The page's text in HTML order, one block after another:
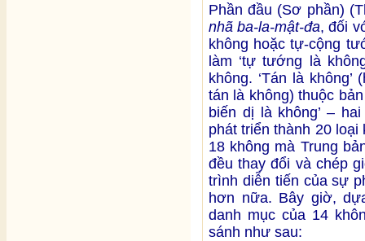
Phần đầu (Sơ phần)
nhã ba-la-mật-đa, đối
không hoặc tự-cộng
làm ‘tự tướng là
không. ‘Tán là
tán là không) thuộc bản
biến dị là không’ –
phát triển thành 20 loại
18 không mà Trung
đều thay đổi và chép
trình diễn tiến của sự
hơn nữa. Bây giờ,
danh mục của 14
sánh như sau: